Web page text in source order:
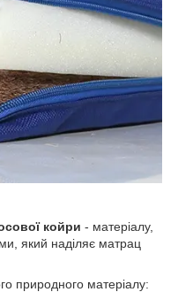
койри - матеріалу,
який наділяє матрац
природного матеріалу: